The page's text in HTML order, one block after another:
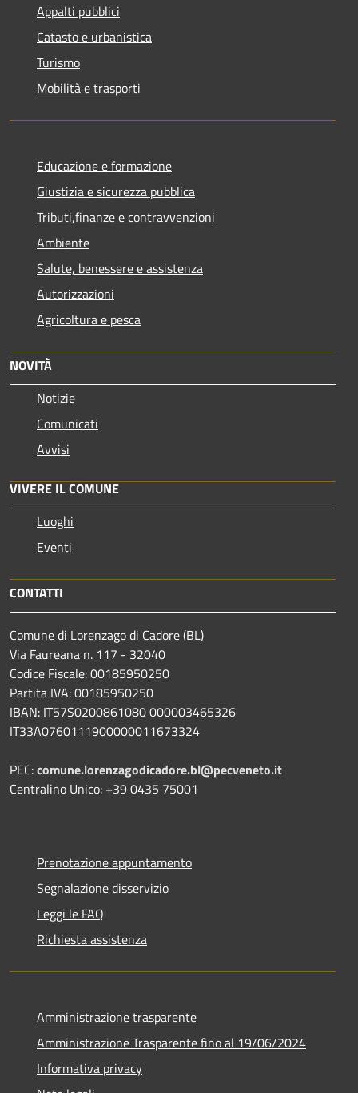
Appalti pubblici
Catasto e urbanistica
Turismo
Mobilità e trasporti
Educazione e formazione
Giustizia e sicurezza pubblica
Tributi,finanze e contravvenzioni
Ambiente
Salute, benessere e assistenza
Autorizzazioni
Agricoltura e pesca
NOVITÀ
Notizie
Comunicati
Avvisi
VIVERE IL COMUNE
Luoghi
Eventi
CONTATTI
Comune di Lorenzago di Cadore (BL)
Via Faureana n. 117 - 32040
Codice Fiscale: 00185950250
Partita IVA: 00185950250
IBAN: IT57S0200861080 000003465326
IT33A0760111900000011673324
PEC:comune.lorenzagodicadore.bl@pecveneto.it
Centralino Unico: +39 0435 75001
Prenotazione appuntamento
Segnalazione disservizio
Leggi le FAQ
Richiesta assistenza
Amministrazione trasparente
Amministrazione Trasparente fino al 19/06/2024
Informativa privacy